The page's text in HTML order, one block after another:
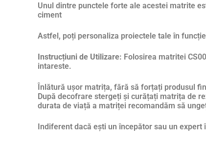
Unul dintre punctele forte ale acestei matrite
ciment
Astfel, poți personaliza proiectele tale în
Instrucțiuni de Utilizare: Folosirea matritei
intareste.
Înlătură ușor matrița, fără să forțați produsul
După decofrare stergeți și curățați matrița de
durata de viață a matriței recomandăm să
Indiferent dacă ești un începător sau un